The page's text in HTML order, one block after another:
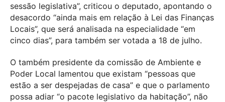
sessão legislativa”, criticou o deputado, apontando o
desacordo “ainda mais em relação à Lei das Finanças
Locais”, que será analisada na especialidade “em
cinco dias”, para também ser votada a 18 de julho.
O também presidente da comissão de Ambiente e
Poder Local lamentou que existam “pessoas que
estão a ser despejadas de casa” e que o parlamento
possa adiar “o pacote legislativo da habitação”, não